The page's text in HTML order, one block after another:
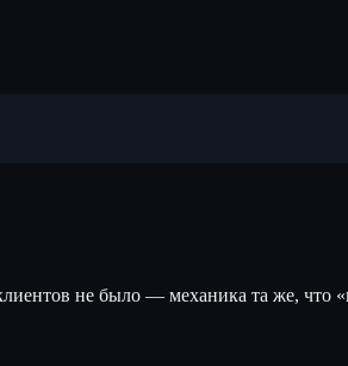
не было — механика та же, что